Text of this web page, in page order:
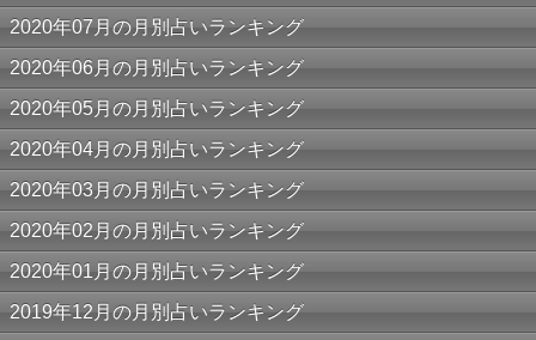
2020年07月の月別占いランキング
2020年06月の月別占いランキング
2020年05月の月別占いランキング
2020年04月の月別占いランキング
2020年03月の月別占いランキング
2020年02月の月別占いランキング
2020年01月の月別占いランキング
2019年12月の月別占いランキング